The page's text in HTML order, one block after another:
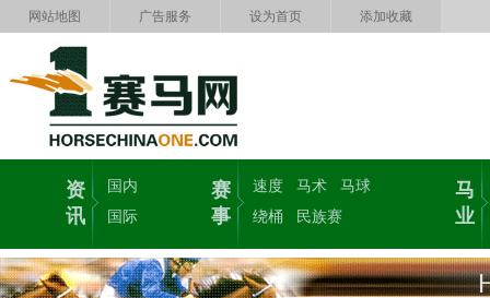
网站地图 广告服务 设为首页 添加收藏
资
讯
国内
国际
赛
事
速度 马术
马球
绕桶
民族赛
马
业